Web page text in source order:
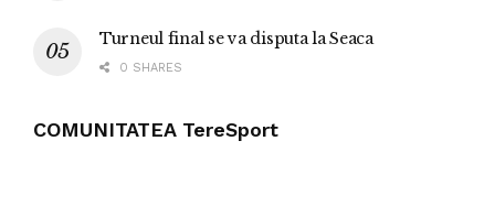
Turneul final se va disputa la Seaca
0 SHARES
COMUNITATEA TereSport